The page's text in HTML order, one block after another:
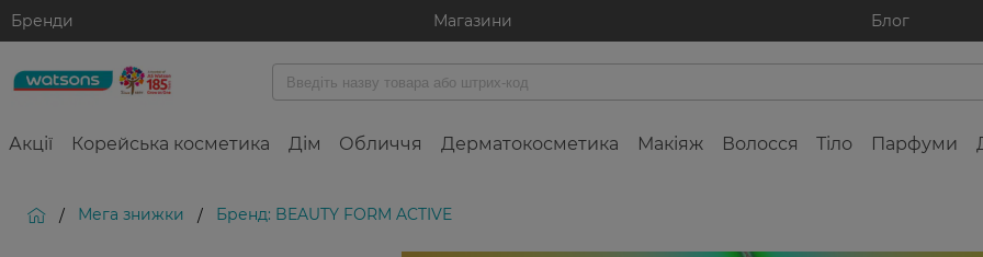
Бренди Магазини Блог
Акції Корейська косметика Дім Обличчя Дерматокосметика Макіяж Волосся Тіло Парфуми
/ Мега знижки / Бренд: BEAUTY FORM ACTIVE